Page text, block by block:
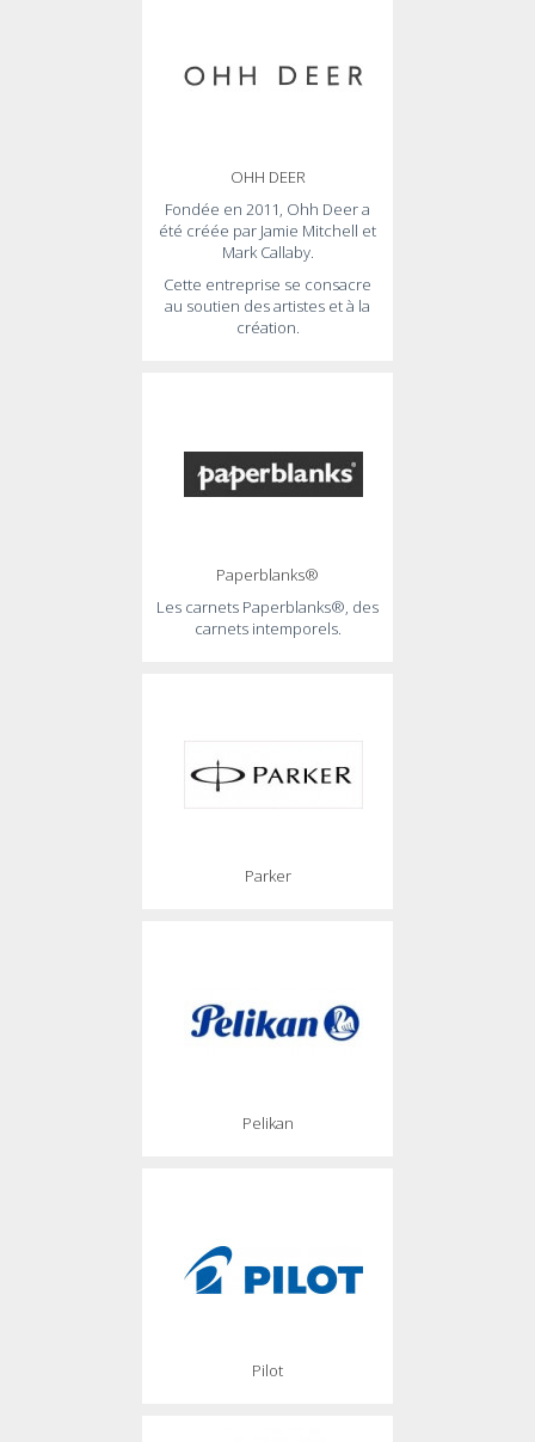
OHH DEER
Fondée en 2011, Ohh Deer a
été créée par Jamie Mitchell et
Mark Callaby.
Cette entreprise se consacre
au soutien des artistes et à la
création.
Paperblanks®
Les carnets Paperblanks®, des
carnets intemporels.
Parker
Pelikan
Pilot